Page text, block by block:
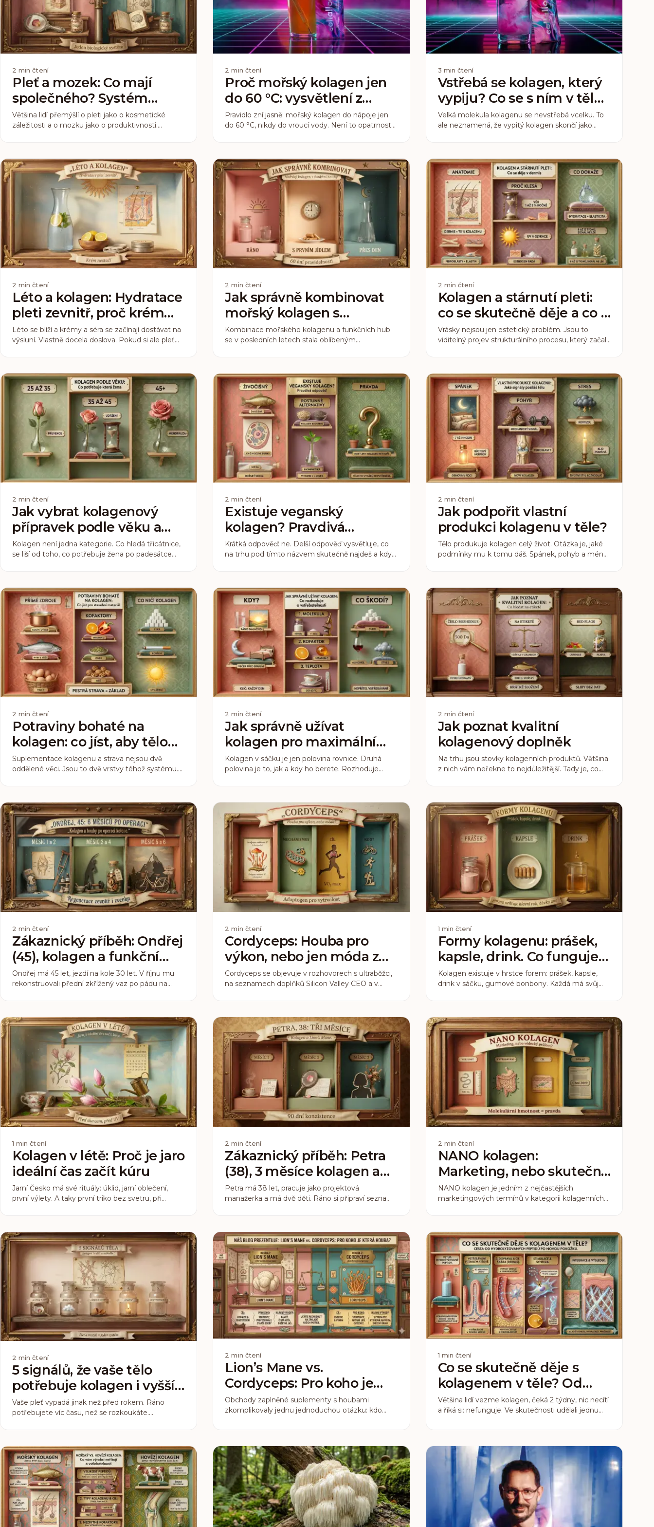
2 min čtení
Pleť a mozek: Co mají
společného? Systém
kolagen plus houby
Většina lidí přemýšlí o pleti jako o kosmetické
záležitosti a o mozku jako o produktivnosti.
funkční houby často nejlépe spolu.
2 min čtení
Proč mořský kolagen jen
do 60 °C: vysvětlení z
chemie kolagenu
Pravidlo zní jasně: mořský kolagen do nápoje jen
do 60 °C, nikdy do vroucí vody. Není to opatrnost
3 min čtení
Vstřebá se kolagen, který
vypiju? Co se s ním v těle
děje
Velká molekula kolagenu se nevstřebá vcelku. To
ale neznamená, že vypitý kolagen skončí jako
2 min čtení
Léto a kolagen: Hydratace
pleti zevnitř, proč krém
nestačí
Léto se blíží a krémy a séra se začínají dostávat na
výsluní. Vlastně docela doslova. Pokud si ale pleť
2 min čtení
Jak správně kombinovat
mořský kolagen s
funkčními houbami
Kombinace mořského kolagenu a funkčních hub
se v posledních letech stala oblíbeným
2 min čtení
Kolagen a stárnutí pleti:
co se skutečně děje a co s
tím jde dělat
Vrásky nejsou jen estetický problém. Jsou to
viditelný projev strukturálního procesu, který začal
2 min čtení
Jak vybrat kolagenový
přípravek podle věku a
zdravotního stavu?
Kolagen není jedna kategorie. Co hledá třicátnice,
se liší od toho, co potřebuje žena po padesátce
2 min čtení
Existuje veganský
kolagen? Pravdivá
odpověď
Krátká odpověď: ne. Delší odpověď vysvětluje, co
na trhu pod tímto názvem skutečně najdeš a kdy
2 min čtení
Jak podpořit vlastní
produkci kolagenu v těle?
Tělo produkuje kolagen celý život. Otázka je, jaké
podmínky mu k tomu dáš. Spánek, pohyb a méně
2 min čtení
Potraviny bohaté na
kolagen: co jíst, aby tělo
mělo stavební materiál
Suplementace kolagenu a strava nejsou dvě
oddělené věci. Jsou to dvě vrstvy téhož systému.
2 min čtení
Jak správně užívat
kolagen pro maximální
vstřebávání?
Kolagen v sáčku je jen polovina rovnice. Druhá
polovina je to, jak a kdy ho berete. Rozhoduje
2 min čtení
Jak poznat kvalitní
kolagenový doplněk
Na trhu jsou stovky kolagenních produktů. Většina
z nich vám neřekne to nejdůležitější. Tady je, co
2 min čtení
Zákaznický příběh: Ondřej
(45), kolagen a funkční
houby po operaci kolene
Ondřej má 45 let, jezdí na kole 30 let. V říjnu mu
rekonstruovali přední zkřížený vaz po pádu na
2 min čtení
Cordyceps: Houba pro
výkon, nebo jen móda z
biohacking světa?
Cordyceps se objevuje v rozhovorech s ultraběžci,
na seznamech doplňků Silicon Valley CEO a v
1 min čtení
Formy kolagenu: prášek,
kapsle, drink. Co funguje
lépe?
Kolagen existuje v hrstce forem: prášek, kapsle,
drink v sáčku, gumové bonbony. Každá má svůj
1 min čtení
Kolagen v létě: Proč je jaro
ideální čas začít kúru
Jarní Česko má své rituály: úklid, jarní oblečení,
první výlety. A taky první triko bez svetru, při
mít 8 až 12 týdnů na to, aby efekt byl viditelný
právě tehdy, kdy ho chcete.
2 min čtení
Zákaznický příběh: Petra
(38), 3 měsíce kolagen a
Lion’s Mane
Petra má 38 let, pracuje jako projektová
manažerka a má dvě děti. Ráno si připraví seznam
co byste chtěla, aby se změnilo?
2 min čtení
NANO kolagen:
Marketing, nebo skutečný
vědecký průlom?
NANO kolagen je jedním z nejčastějších
marketingových termínů v kategorii kolagenních
jen značka na labelu?
2 min čtení
5 signálů, že vaše tělo
potřebuje kolagen i vyšší
soustředění
Vaše pleť vypadá jinak než před rokem. Ráno
potřebujete víc času, než se rozkoukáte.
2 min čtení
Lion’s Mane vs.
Cordyceps: Pro koho je
která houba?
Obchody zaplněné suplementy s houbami
zkomplikovaly jednu jednoduchou otázku: kdo
mechanismus účinku. A to je přesně to, co
rozhoduje, pro koho je která.
1 min čtení
Co se skutečně děje s
kolagenem v těle? Od
peptidů po pokožku
Většina lidí vezme kolagen, čeká 2 týdny, nic necítí
a říká si: nefunguje. Ve skutečnosti udělali jednu
zpožděním.